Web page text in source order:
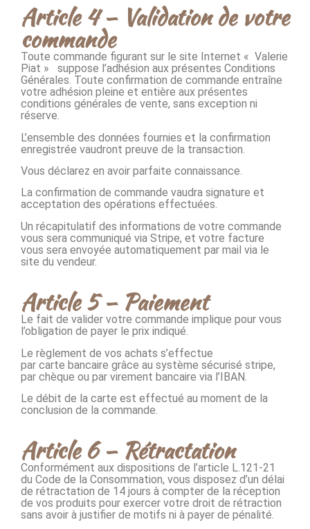
Article 4 – Validation de votre
commande
Toute commande figurant sur le site Internet « Valerie
Piat » suppose l’adhésion aux présentes Conditions
Générales. Toute confirmation de commande entraîne
votre adhésion pleine et entière aux présentes
conditions générales de vente, sans exception ni
réserve.
L’ensemble des données fournies et la confirmation
enregistrée vaudront preuve de la transaction.
Vous déclarez en avoir parfaite connaissance.
La confirmation de commande vaudra signature et
acceptation des opérations effectuées.
Un récapitulatif des informations de votre commande
vous sera communiqué via Stripe, et votre facture
vous sera envoyée automatiquement par mail via le
site du vendeur.
Article 5 – Paiement
Le fait de valider votre commande implique pour vous
l’obligation de payer le prix indiqué.
Le règlement de vos achats s’effectue
par carte bancaire grâce au système sécurisé stripe,
par chèque ou par virement bancaire via l’IBAN.
Le débit de la carte est effectué au moment de la
conclusion de la commande.
Article 6 – Rétractation
Conformément aux dispositions de l’article L.121-21
du Code de la Consommation, vous disposez d’un délai
de rétractation de 14 jours à compter de la réception
de vos produits pour exercer votre droit de rétraction
sans avoir à justifier de motifs ni à payer de pénalité.